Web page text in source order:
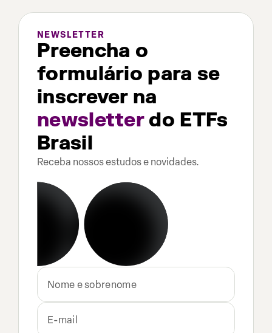
NEWSLETTER
Preencha o
formulário para se
inscrever na
newsletterdo ETFs
Brasil
Receba nossos estudos e novidades.